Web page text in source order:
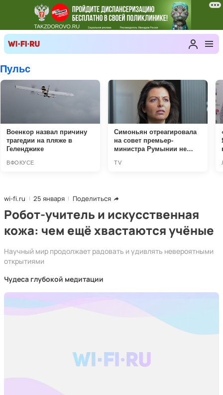
wi-fi.ru 25 января Поделиться
Робот-учитель и искусственная
кожа: чем ещё хвастаются учёные
Научный мир продолжает радовать и удивлять невероятными
открытиями
Чудеса глубокой медитации